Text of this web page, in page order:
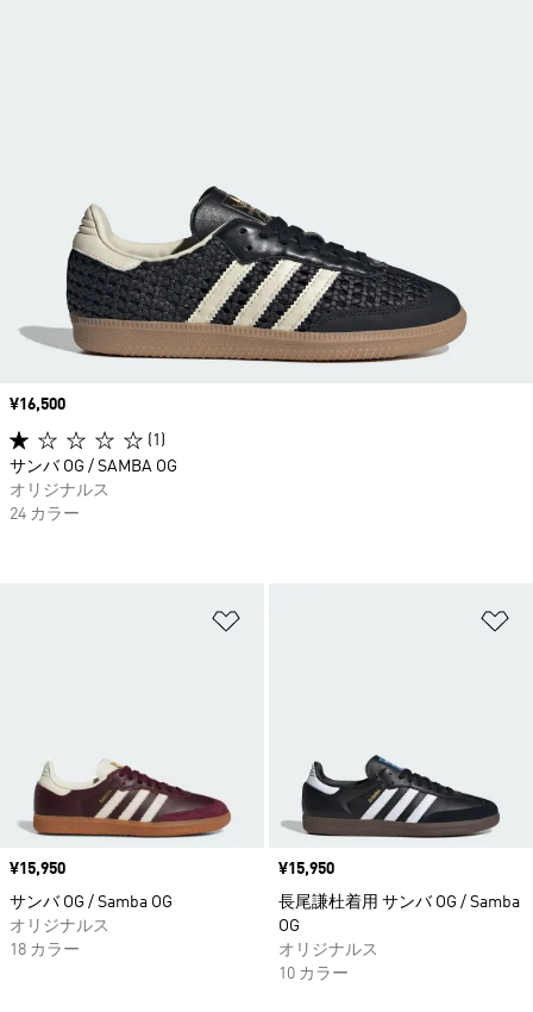
価格
¥15,950
サンバ OG / Samba OG
オリジナルス
18 カラー
価格
¥15,950
長尾謙杜着用 サンバ OG / Samba
OG
オリジナルス
10 カラー
価格
¥16,500
(1)
サンバ OG / SAMBA OG
オリジナルス
24 カラー